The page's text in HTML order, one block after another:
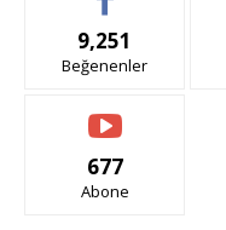
9,251
Beğenenler
677
Abone